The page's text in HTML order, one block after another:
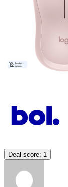
Deal score: 1